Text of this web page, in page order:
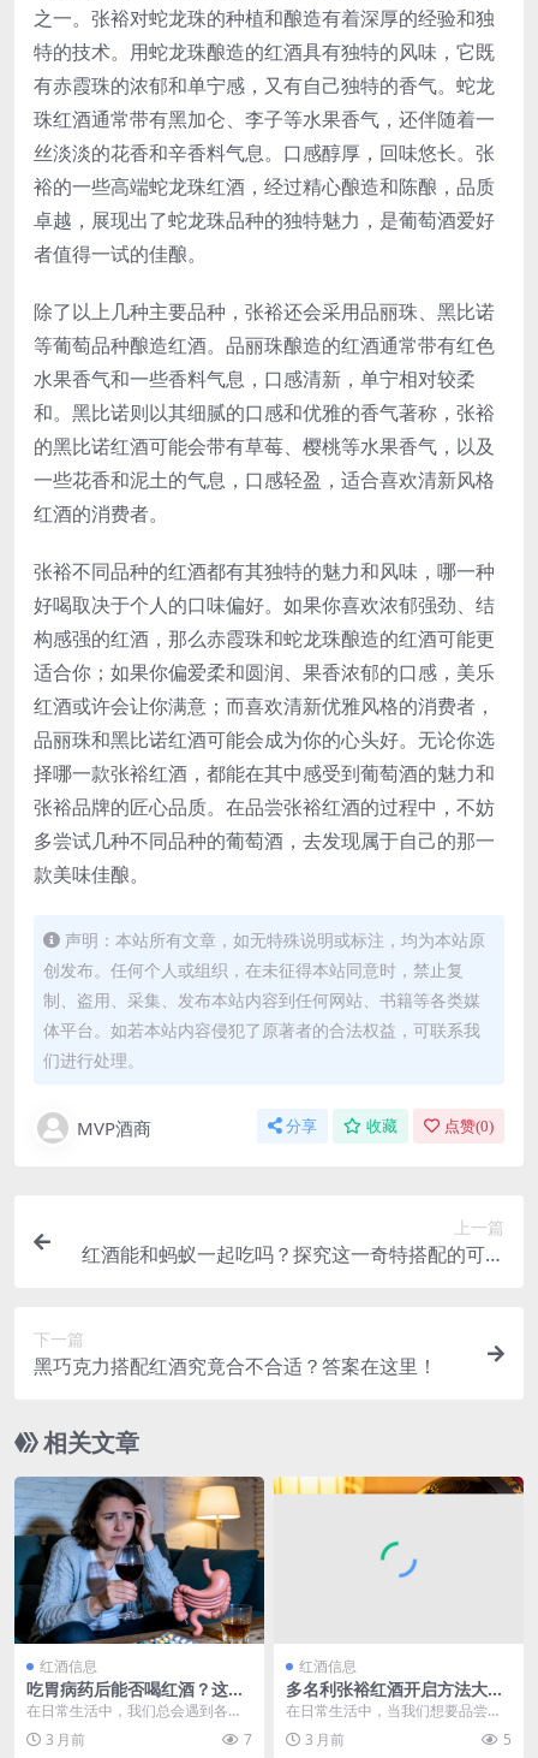
之一。张裕对蛇龙珠的种植和酿造有着深厚的经验和独
特的技术。用蛇龙珠酿造的红酒具有独特的风味，它既
有赤霞珠的浓郁和单宁感，又有自己独特的香气。蛇龙
珠红酒通常带有黑加仑、李子等水果香气，还伴随着一
丝淡淡的花香和辛香料气息。口感醇厚，回味悠长。张
裕的一些高端蛇龙珠红酒，经过精心酿造和陈酿，品质
卓越，展现出了蛇龙珠品种的独特魅力，是葡萄酒爱好
者值得一试的佳酿。
除了以上几种主要品种，张裕还会采用品丽珠、黑比诺
等葡萄品种酿造红酒。品丽珠酿造的红酒通常带有红色
水果香气和一些香料气息，口感清新，单宁相对较柔
和。黑比诺则以其细腻的口感和优雅的香气著称，张裕
的黑比诺红酒可能会带有草莓、樱桃等水果香气，以及
一些花香和泥土的气息，口感轻盈，适合喜欢清新风格
红酒的消费者。
张裕不同品种的红酒都有其独特的魅力和风味，哪一种
好喝取决于个人的口味偏好。如果你喜欢浓郁强劲、结
构感强的红酒，那么赤霞珠和蛇龙珠酿造的红酒可能更
适合你；如果你偏爱柔和圆润、果香浓郁的口感，美乐
红酒或许会让你满意；而喜欢清新优雅风格的消费者，
品丽珠和黑比诺红酒可能会成为你的心头好。无论你选
择哪一款张裕红酒，都能在其中感受到葡萄酒的魅力和
张裕品牌的匠心品质。在品尝张裕红酒的过程中，不妨
多尝试几种不同品种的葡萄酒，去发现属于自己的那一
款美味佳酿。
声明：本站所有文章，如无特殊说明或标注，均为本站原
创发布。任何个人或组织，在未征得本站同意时，禁止复
制、盗用、采集、发布本站内容到任何网站、书籍等各类媒
体平台。如若本站内容侵犯了原著者的合法权益，可联系我
们进行处理。
MVP酒商 分享 收藏 点赞(0)
上一篇
红酒能和蚂蚁一起吃吗？探究这一奇特搭配的可行
下一篇
黑巧克力搭配红酒究竟合不合适？答案在这里！
相关文章
红酒信息
吃胃病药后能否喝红酒？这些
要点你必须知道
在日常生活中，我们总会遇到各种
各样的健康问题，胃病便是其中较
为常见的一种。当患上...
3 月前 7
红酒信息
多名利张裕红酒开启方法大揭
秘
在日常生活中，当我们想要品尝张
裕红酒时，开瓶这一步骤至关重
要。张裕红酒作为知名品...
3 月前 5